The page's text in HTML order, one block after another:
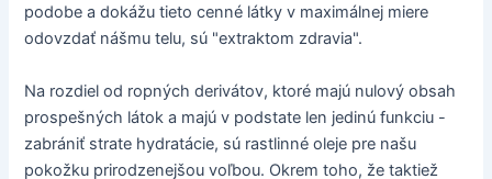
podobe a dokážu tieto cenné látky v maximálnej miere
odovzdať nášmu telu, sú "extraktom zdravia".
Na rozdiel od ropných derivátov, ktoré majú nulový obsah
prospešných látok a majú v podstate len jedinú funkciu -
zabrániť strate hydratácie, sú rastlinné oleje pre našu
pokožku prirodzenejšou voľbou. Okrem toho, že taktiež